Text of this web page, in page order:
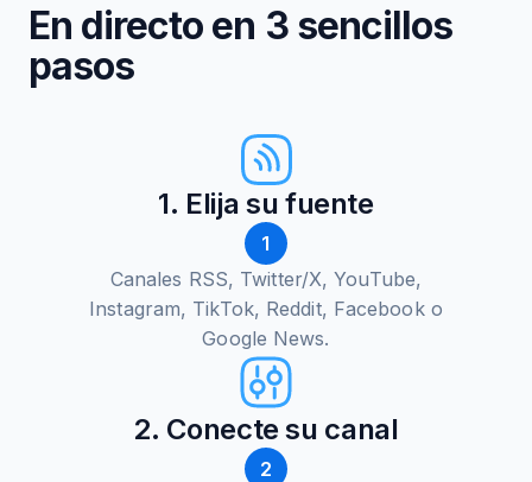
En directo en 3 sencillos
pasos
1. Elija su fuente
1
Canales RSS, Twitter/X, YouTube,
Instagram, TikTok, Reddit, Facebook o
Google News.
2. Conecte su canal
2